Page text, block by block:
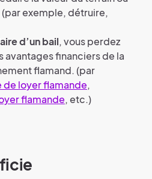
exemple, détruire,
d’un bail, vous perdez
avantages financiers de la
flamand. (par
de loyer flamande,
flamande, etc.)